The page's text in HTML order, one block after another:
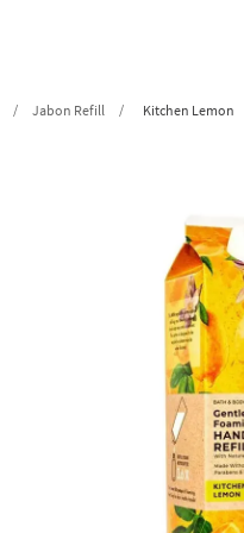
Jabon Refill Kitchen Lemon